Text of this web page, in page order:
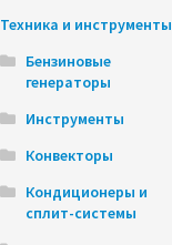
Техника и инструменты
Бензиновые
генераторы
Инструменты
Конвекторы
Кондиционеры и
сплит-системы